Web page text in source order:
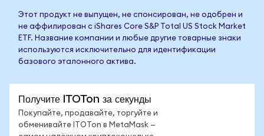
Этот продукт не выпущен, не спонсирован, не одобрен и
не аффилирован с iShares Core S&P Total US Stock Market
ETF. Название компании и любые другие товарные знаки
используются исключительно для идентификации
базового эталонного актива.
Получите ITOTon за секунды
Покупайте, продавайте, торгуйте и
обменивайте ITOTon в MetaMask —